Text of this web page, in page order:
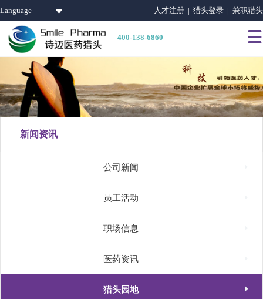
Language 人才注册 | 猎头登录 | 兼职猎头
400-138-6860 
新闻资讯
公司新闻
员工活动
职场信息
医药资讯
猎头园地 